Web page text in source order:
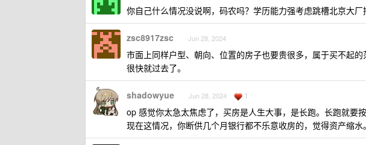
你自己什么情况没说啊，码农吗？学历能力强考虑跳槽北京大
zsc8917zsc Jun 28, 2024
市面上同样户型、朝向、位置的房子也要贵很多，属于买不起
很快就过去了。
shadowyue Jun 28, 2024 1
op 感觉你太急太焦虑了，买房是人生大事，是长跑。长跑就要按
现在这情况，你断供几个月银行都不乐意收房的，觉得资产缩水。